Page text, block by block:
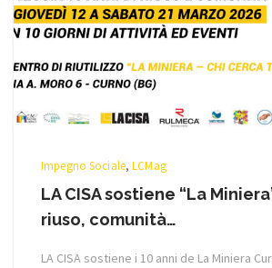
Impegno Sociale,LCMag
LA CISA sostiene “La
riuso, comunità…
LA CISA sostiene i 10 anni de La Miniera